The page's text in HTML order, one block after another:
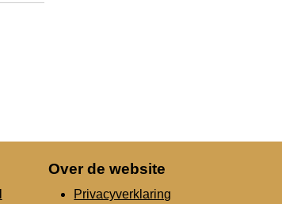
Over de website
Privacyverklaring